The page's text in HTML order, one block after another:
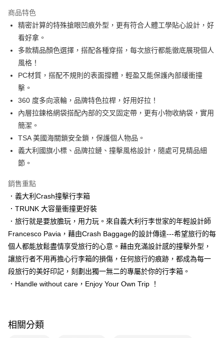
臺灣中小企業銀行
匯豐（台灣）商業銀行
華泰商業銀行
聯邦商業銀行
元大商業銀行
永豐商業銀行
玉山商業銀行
台灣樂天信用卡公司
上海商業儲蓄銀行
國泰世華商業銀行
兆豐國際商業銀行
匯豐（台灣）商業銀行
聯邦商業銀行
遠東國際商業銀行
元大商業銀行
玉山商業銀行
星展（台灣）商業銀行
台新國際商業銀行
LINE Pay
Apple Pay
街口支付
Google Pay
ATM付款
運送方式
宅配
每筆NT$100，滿NT$999(含以上)免運費
商品特色
精密計算的特殊搶眼凹痕外型，更有符合人體工學貼心設計，好
看好拿。
多款精品顏色選擇，搭配各種穿搭，每次旅行都能徹底展現個人
風格！
PC材質，搭配不規則的表面撐體，輕盈又能保護內部緩衝撞
擊。
360 度多向滾輪，品牌特色拉桿，好用好拉！
內層拉鍊格網袋搭配內部的交叉固定帶，更有小物收納袋，實用
簡潔。
TSA 美國海關鎖安全鎖，保護個人物品。
義大利國旗小標、品牌拉鏈、撞擊風格設計，隨處可見精品細
節。
銷售重點
．義大利Crash撞擊行李箱
．TRUNK 大容量衝撞更好裝
．旅行就是要放膽玩，用力玩。來自義大利行李世家的年輕設計師
Francesco Pavia，藉由Crash Baggage的設計傳達---希望旅行的每
個人都能放鬆盡情享受旅行的心意。藉由充滿設計感的撞擊外型，
讓旅行者不用再擔心行李箱的損傷，任何旅行的痕跡，都成為每一
段旅行的美好印記，刻劃出獨一無二的專屬於你的行李箱。
．Handle without care，Enjoy Your Own Trip ！
相關分類